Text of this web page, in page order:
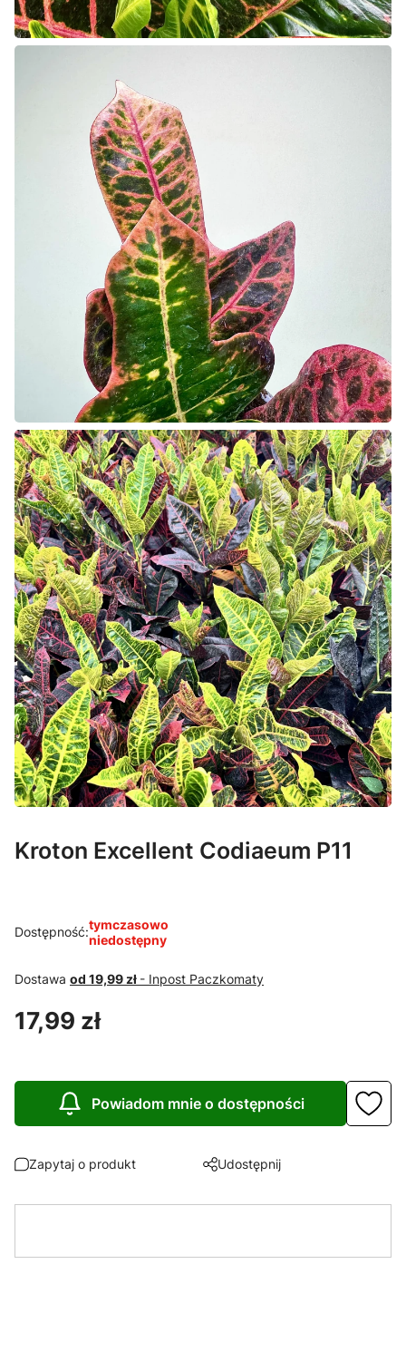
Kroton Excellent Codiaeum P11
Dostępność:tymczasowo
niedostępny
Dostawa od 19,99 zł - Inpost Paczkomaty
Cena
17,99 zł
Powiadom mnie o dostępności
Zapytaj o produkt Udostępnij